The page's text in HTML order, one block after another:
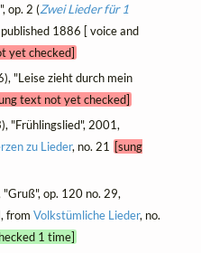
op. 2 (Zwei Lieder für 1
1886 [ voice and
yet checked]
"Leise zieht durch mein
text not yet checked]
"Frühlingslied", 2001,
zu Lieder, no. 21
[sung
op. 120 no. 29,
from Volkstümliche Lieder, no.
1 time]